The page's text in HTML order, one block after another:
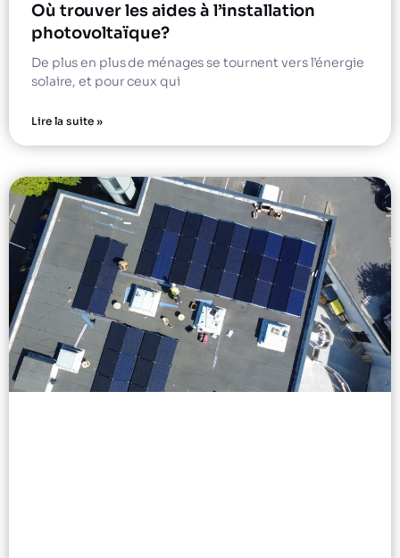
Où trouver les aides à l’installation
photovoltaïque?
De plus en plus de ménages se tournent vers l’énergie
solaire, et pour ceux qui
Lire la suite »